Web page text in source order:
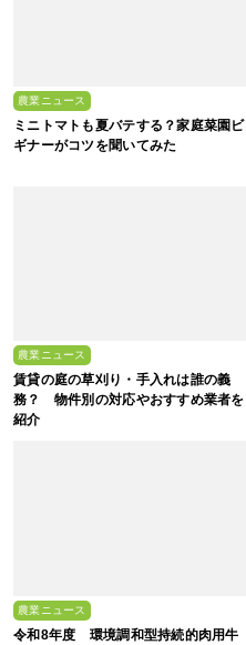
農業ニュース
ミニトマトも夏バテする？家庭菜園ビ
ギナーがコツを聞いてみた
農業ニュース
賃貸の庭の草刈り・手入れは誰の義
務？ 物件別の対応やおすすめ業者を
紹介
農業ニュース
令和8年度 環境調和型持続的肉用牛